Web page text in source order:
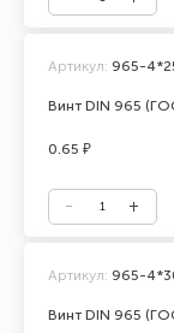
Винт DIN 965
Артикул: 965-
0.65 ₽
Винт DIN 965
Артикул: 965-